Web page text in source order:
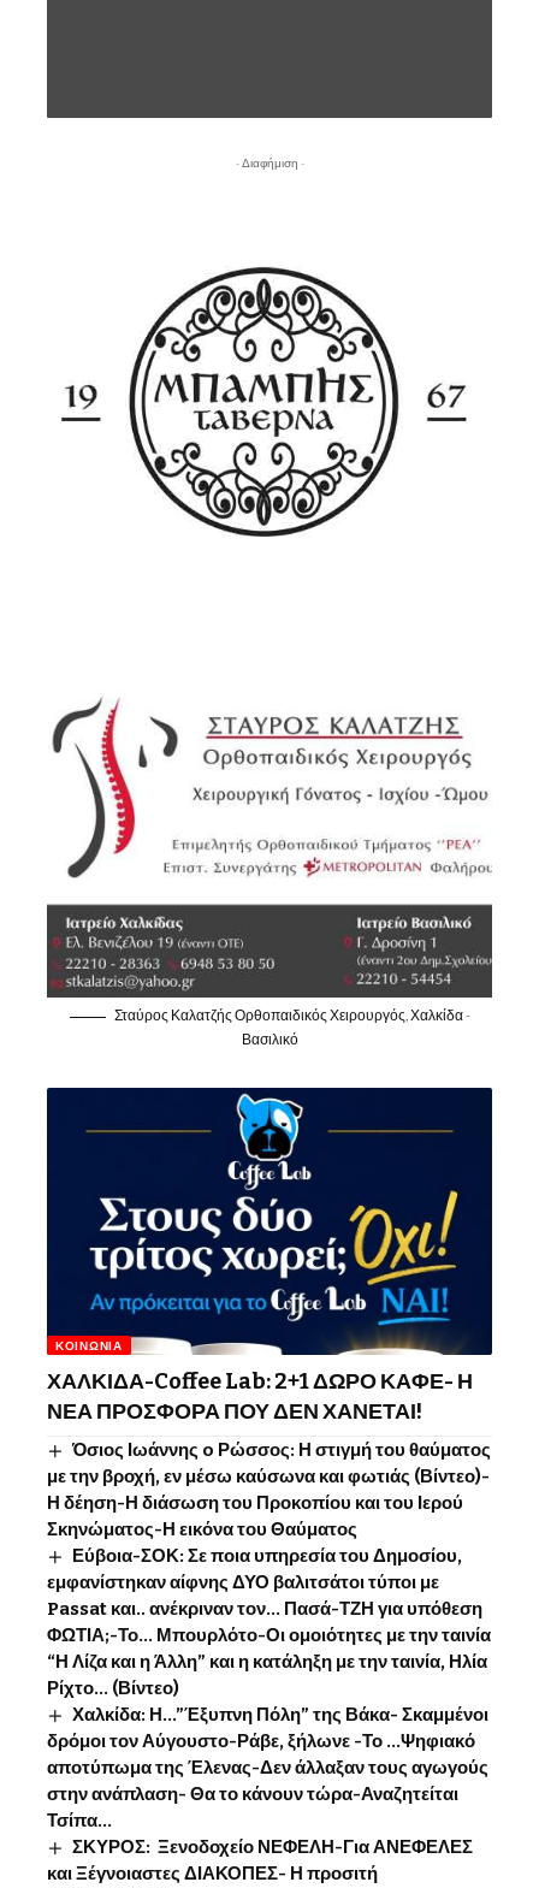
- Διαφήμιση -
Σταύρος Καλατζής Ορθοπαιδικός Χειρουργός, Χαλκίδα -
Βασιλικό
ΚΟΙΝΩΝΊΑ
ΧΑΛΚΙΔΑ-Coffee Lab: 2+1 ΔΩΡΟ ΚΑΦΕ- Η
ΝΕΑ ΠΡΟΣΦΟΡΑ ΠΟΥ ΔΕΝ ΧΑΝΕΤΑΙ!
Όσιος Ιωάννης o Ρώσσος: Η στιγμή του θαύματος
με την βροχή, εν μέσω καύσωνα και φωτιάς (Βίντεο)-
Η δέηση-Η διάσωση του Προκοπίου και του Ιερού
Σκηνώματος-Η εικόνα του Θαύματος
Εύβοια-ΣΟΚ: Σε ποια υπηρεσία του Δημοσίου,
εμφανίστηκαν αίφνης ΔΥΟ βαλιτσάτοι τύποι με
Passat και.. ανέκριναν τον… Πασά-ΤΖΗ για υπόθεση
ΦΩΤΙΑ;-Το… Μπουρλότο-Οι ομοιότητες με την ταινία
“Η Λίζα και η Άλλη” και η κατάληξη με την ταινία, Ηλία
Ρίχτο… (Βίντεο)
Χαλκίδα: Η…”Έξυπνη Πόλη” της Βάκα- Σκαμμένοι
δρόμοι τον Αύγουστο-Ράβε, ξήλωνε -Το …Ψηφιακό
αποτύπωμα της Έλενας-Δεν άλλαξαν τους αγωγούς
στην ανάπλαση- Θα το κάνουν τώρα-Αναζητείται
Τσίπα…
ΣΚΥΡΟΣ: Ξενοδοχείο ΝΕΦΕΛΗ-Για ΑΝΕΦΕΛΕΣ
και Ξέγνοιαστες ΔΙΑΚΟΠΕΣ- Η προσιτή